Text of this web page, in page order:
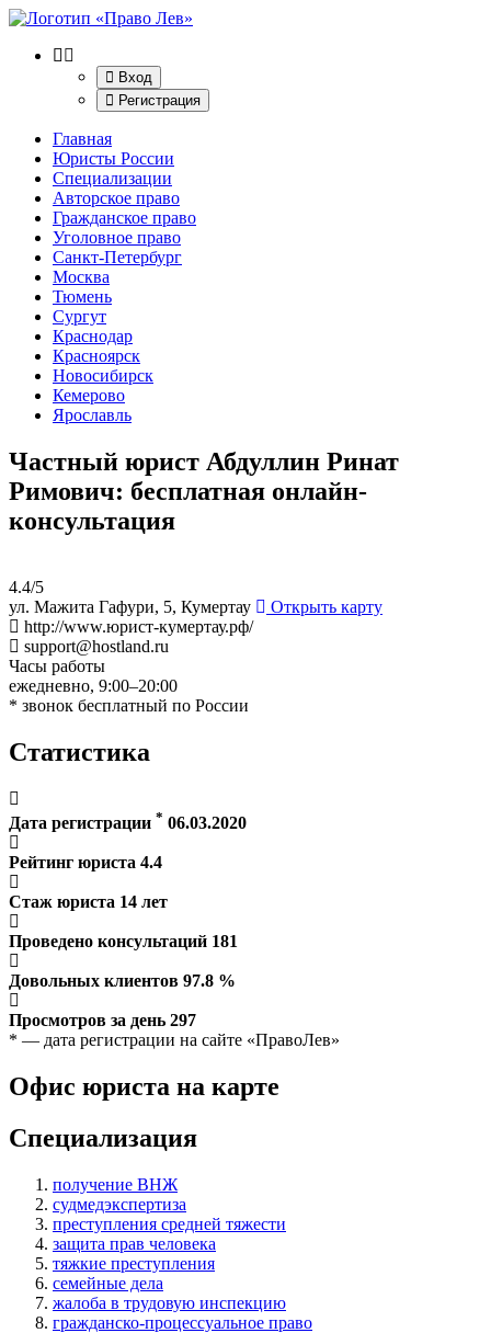
Вход
Регистрация
Главная
Юристы России
Специализации
Авторское право
Гражданское право
Уголовное право
Санкт-Петербург
Москва
Тюмень
Сургут
Краснодар
Красноярск
Новосибирск
Кемерово
Ярославль
Частный юрист Абдуллин Ринат
Римович: бесплатная онлайн-
консультация
4.4/5
ул. Мажита Гафури, 5, Кумертау
Открыть карту
http://www.юрист-кумертау.рф/
support@hostland.ru
Часы работы
ежедневно, 9:00–20:00
* звонок бесплатный по России
Статистика
Дата регистрации * 06.03.2020
Рейтинг юриста 4.4
Стаж юриста 14 лет
Проведено консультаций 181
Довольных клиентов 97.8 %
Просмотров за день 297
* — дата регистрации на сайте «ПравоЛев»
Офис юриста на карте
Специализация
получение ВНЖ
судмедэкспертиза
преступления средней тяжести
защита прав человека
тяжкие преступления
семейные дела
жалоба в трудовую инспекцию
гражданско-процессуальное право